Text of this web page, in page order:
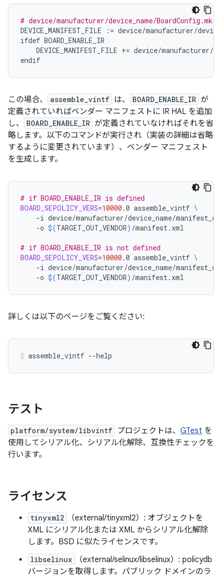
# device/manufacturer/device_name/BoardConfig.mk
DEVICE_MANIFEST_FILE
:= device/manufacturer/
ifdef BOARD_ENABLE_IR
DEVICE_MANIFEST_FILE += device/manufacturer/
endif
この場合、 assemble_vintf は、 BOARD_ENABLE_IR が
定義されていればベンダー マニフェストに IR HAL を追加
し、
BOARD_ENABLE_IR が定義されていなければそれを省
略します。以下のコマンドが実行され（実装の詳細は省略
するように変更されています）、ベンダー マニフェスト
を生成します。
# if BOARD_ENABLE_IR is defined
BOARD_SEPOLICY_VERS=10000 .0 assemble_vintf \
-i device/manufacturer/device_name/
-o $(TARGET_OUT_VENDOR) /manifest.xml
# if BOARD_ENABLE_IR is not defined
BOARD_SEPOLICY_VERS=10000 .0 assemble_vintf \
-i device/manufacturer/device_name/
-o $(TARGET_OUT_VENDOR) /manifest.xml
詳しくは以下のページをご覧ください:
assemble_vintf --help
テスト
platform/system/libvintf プロジェクトは、 GTest を
使用してシリアル化、シリアル化解除、互換性チェックを
行います。
ライセンス
tinyxml2
（external/tinyxml2）: オブジェクトを
XML にシリアル化または XML からシリアル化解除
します。BSD に似たライセンスです。
libselinux
（external/selinux/libselinux）: policydb
バージョンを取得します。パブリック ドメインのラ